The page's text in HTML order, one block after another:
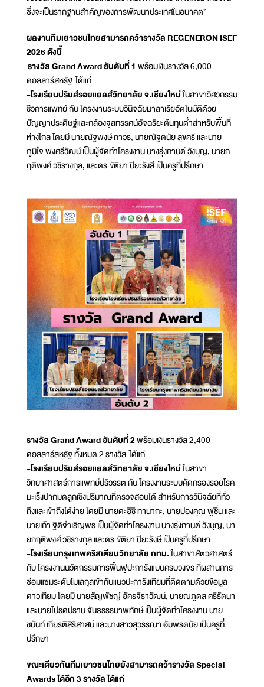
ซึ่งจะเป็นรากฐานสำคัญของการพัฒนาประเทศในอนาคต”
ผลงานทีมเยาวชนไทยสามารถคว้ารางวัล REGENERON ISEF
2026 ดังนี้
รางวัล Grand Award อันดับที่ 1 พร้อมเงินรางวัล 6,000
ดอลลาร์สหรัฐ ได้แก่
-โรงเรียนปรินส์รอยแยลส์วิทยาลัย จ.เชียงใหม่ในสาขาวิศวกรรม
ชีวการแพทย์ กับ โครงงานระบบวินิจฉัยมาลาเรียอัตโนมัติด้วย
ปัญญาประดิษฐ์และกล้องจุลทรรศน์อัจฉริยะต้นทุนต่ำสำหรับพื้นที่
ห่างไกล โดยมี นายณัฐพงษ์ ถาวร, นายณัฐดนัย สุขศรี และนาย
ภูมิใจ พงศรีวัฒน์ เป็นผู้จัดทำโครงงาน นางรุ่งกานต์ วังบุญ, นายก
ฤติพงศ์ วชิรางกุล, และดร.ขัติยา ปิยะรังสี เป็นครูที่ปรึกษา
รางวัล Grand Award อันดับที่ 2พร้อมเงินรางวัล 2,400
ดอลลาร์สหรัฐ ทั้งหมด 2 รางวัล ได้แก่
-โรงเรียนปรินส์รอยแยลส์วิทยาลัย จ.เชียงใหม่ในสาขา
วิทยาศาสตร์การแพทย์ปริวรรต กับ โครงงานระบบคัดกรองรอยโรค
มะเร็งปากมดลูกเชิงปริมาณที่ตรวจสอบได้ สำหรับการวินิจฉัยที่ทั่ว
ถึงและเข้าถึงได้ง่าย โดยมี นายดะอิชิ ทานากะ, นายปองคุณ ฟูชื่น และ
นายเก้า ฐิติจำเริญพร เป็นผู้จัดทำโครงงาน นางรุ่งกานต์ วังบุญ, นา
ยกฤติพงศ์ วชิรางกุล และดร.ขัติยา ปิยะรังษี เป็นครูที่ปรึกษา
-โรงเรียนกรุงเทพคริสเตียนวิทยาลัย กทม.ในสาขาสัตวศาสตร์
กับ โครงงานนวัตกรรมการฟื้นฟูปะการังแบบครบวงจร ที่ผสานการ
ซ่อมแซมระดับโมเลกุลเข้ากับแนวปะการังเทียมที่ติดตามด้วยข้อมูล
ดาวเทียม โดยมี นายสัญพัชญ์ อัครจีราวัฒน์, นายณภูดล ศรีรัตนา
และนายโปรดปราน จันธรรรมาพิทักษ์ เป็นผู้จัดทำโครงงาน นาย
ชนันท์ เกียรติสิริสาสน์ และนางสาวสุวรรณา อัมพรดนัย เป็นครูที่
ปรึกษา
ขณะเดียวกันทีมเยาวชนไทยยังสามารถคว้ารางวัล Special
Awards ได้อีก 3 รางวัล ได้แก่